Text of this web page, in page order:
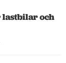
lastbilar och